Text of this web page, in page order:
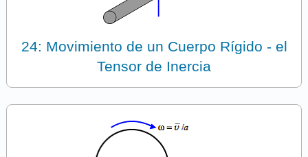
24: Movimiento de un Cuerpo Rígido - el
Tensor de Inercia